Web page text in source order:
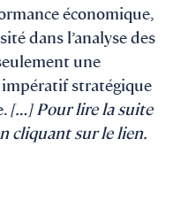
économique,
dans l’analyse des
une
impératif stratégique
[…] Pour lire la suite
cliquant sur le lien.